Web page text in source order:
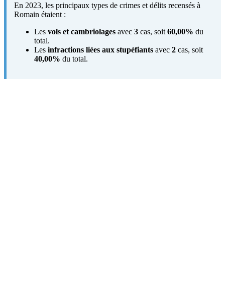
En 2023, les principaux types de crimes et délits recensés à
Romain étaient :
Les vols et cambriolages avec 3 cas, soit 60,00% du
total.
Les infractions liées aux stupéfiants avec 2 cas, soit
40,00% du total.